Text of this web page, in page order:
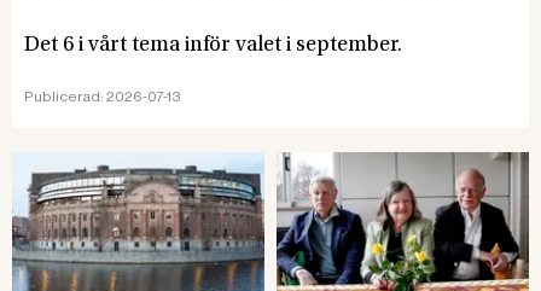
om arbetsmiljö fick när partierna i en enkät
viktigast för er, varför är frågorna viktiga och hur
Det 6 i vårt tema inför valet i september.
Publicerad: 2026-07-13